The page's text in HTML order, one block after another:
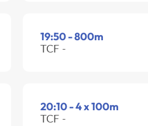
19:50 - 800m
TCF -
20:10 - 4 x 100m
TCF -